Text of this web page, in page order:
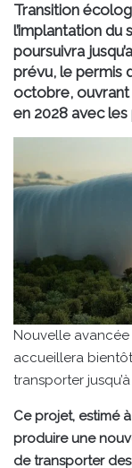
Transition
l’implantation du
poursuivra
prévu, le permis
octobre, ouvrant
en 2028 avec
Nouvelle
accueillera
transporter
Ce projet, estimé
produire une
de transporter